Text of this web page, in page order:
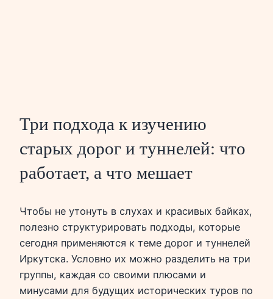
Три подхода к изучению
старых дорог и туннелей: что
работает, а что мешает
Чтобы не утонуть в слухах и красивых байках,
полезно структурировать подходы, которые
сегодня применяются к теме дорог и туннелей
Иркутска. Условно их можно разделить на три
группы, каждая со своими плюсами и
минусами для будущих исторических туров по